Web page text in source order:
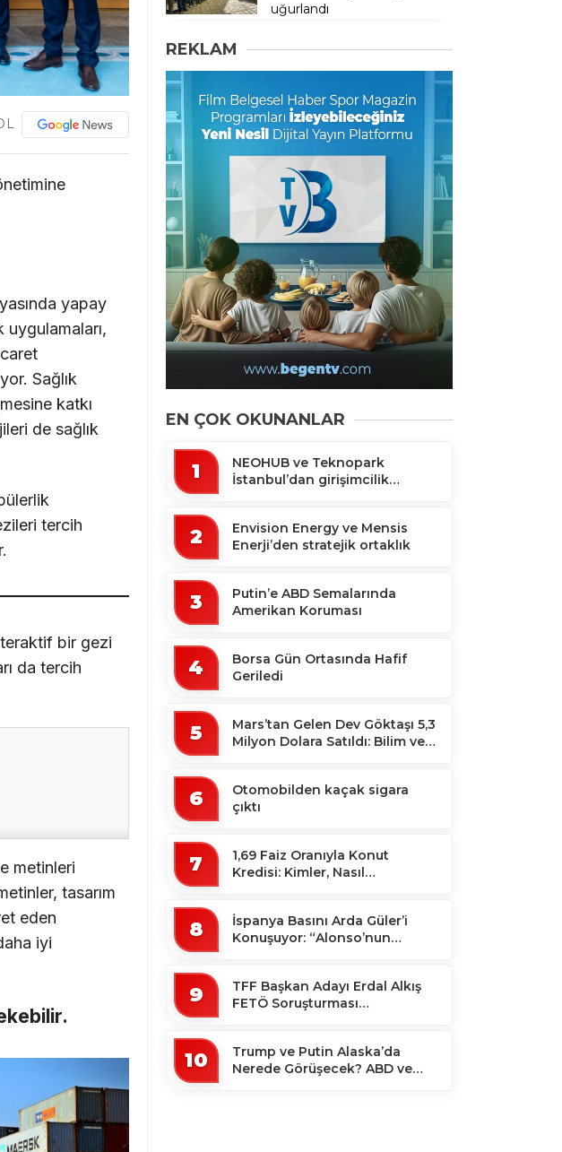
yapay
uygulamaları,
Sağlık
katkı
de sağlık
tercih
bir gezi
da tercih
metinleri
tasarım
eden
iyi
uğurlandı
REKLAM
EN ÇOK OKUNANLAR
1
NEOHUB ve Teknopark
İstanbul’dan girişimcilik
2
Envision Energy ve Mensis
Enerji’den stratejik ortaklık
3
Putin’e ABD Semalarında
Amerikan Koruması
4
Borsa Gün Ortasında Hafif
Geriledi
5
Mars’tan Gelen Dev Göktaşı 5,3
Milyon Dolara Satıldı: Bilim ve
6
Otomobilden kaçak sigara
çıktı
7
1,69 Faiz Oranıyla Konut
Kredisi: Kimler, Nasıl
8
İspanya Basını Arda Güler’i
Konuşuyor: “Alonso’nun
9
TFF Başkan Adayı Erdal Alkış
FETÖ Soruşturması
10
Trump ve Putin Alaska’da
Nerede Görüşecek? ABD ve